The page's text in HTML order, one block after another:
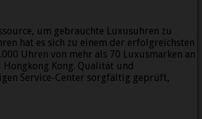
um gebrauchte Luxusuhren zu
hat es sich zu einem der erfolgreichsten
Uhren von mehr als 70 Luxusmarken an
Kong. Qualität und
Service-Center sorgfältig geprüft,